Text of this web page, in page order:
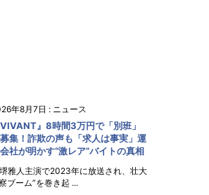
年8月7日 : ニュース
VIVANT』8時間3万円で「別班」
集！詐欺の声も「求人は事実」運
社が明かす“激レア”バイトの真相
雅人主演で2023年に放送され、壮大
ブーム”を巻き起 ...